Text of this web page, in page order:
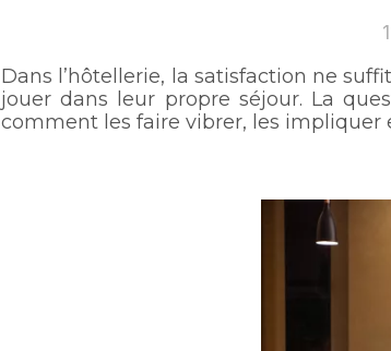
Dans l’hôtellerie, la satisfaction ne
jouer dans leur propre séjour. La
comment les faire vibrer, les impliquer